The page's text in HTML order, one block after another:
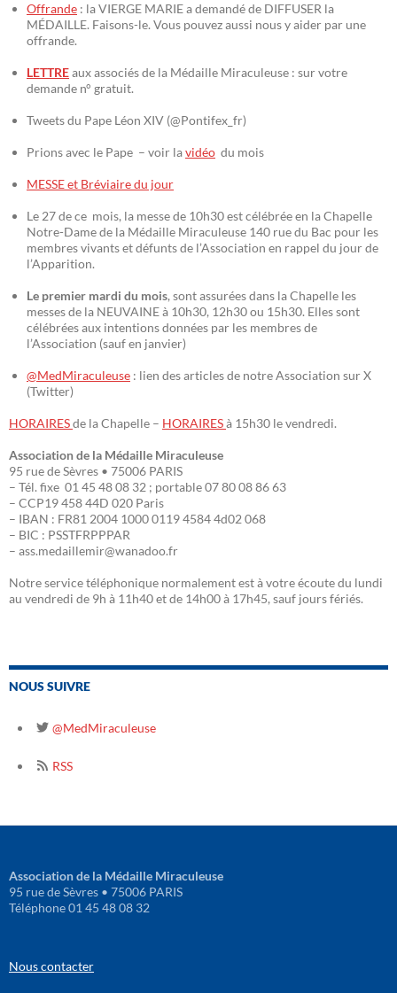
Offrande : la VIERGE MARIE a demandé de DIFFUSER la
MÉDAILLE. Faisons-le. Vous pouvez aussi nous y aider par une
offrande.
LETTREaux associés de la Médaille Miraculeuse : sur votre
demande n° gratuit.
Tweets du Pape Léon XIV (@Pontifex_fr)
Prions avec le Pape – voir lavidéo du mois
MESSE et Bréviaire du jour
Le 27 de ce mois, la messe de 10h30 est célébrée en la Chapelle
Notre-Dame de la Médaille Miraculeuse 140 rue du Bac pour les
membres vivants et défunts de l’Association en rappel du jour de
l’Apparition.
Le premier mardi du mois, sont assurées dans la Chapelle les
messes de la NEUVAINE à 10h30, 12h30 ou 15h30. Elles sont
célébrées aux intentions données par les membres de
l’Association (sauf en janvier)
@MedMiraculeuse : lien des articles de notre Association sur X
(Twitter)
HORAIRESde la Chapelle – HORAIRESà 15h30 le vendredi.
Association de la Médaille Miraculeuse
95 rue de Sèvres • 75006 PARIS
– Tél. fixe 01 45 48 08 32 ; portable 07 80 08 86 63
– CCP19 458 44D 020 Paris
– IBAN : FR81 2004 1000 0119 4584 4d02 068
– BIC : PSSTFRPPPAR
– ass.medaillemir@wanadoo.fr
Notre service téléphonique normalement est à votre écoute du lundi
au vendredi de 9h à 11h40 et de 14h00 à 17h45, sauf jours fériés.
NOUS SUIVRE
@MedMiraculeuse
RSS
Association de la Médaille Miraculeuse
95 rue de Sèvres • 75006 PARIS
Téléphone 01 45 48 08 32
Nous contacter